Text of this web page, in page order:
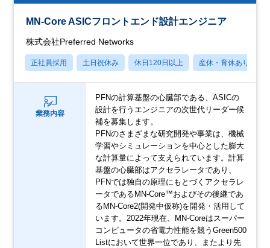
MN-Core ASICフロントエンド設計エンジニア
株式会社Preferred Networks
正社員採用 土日祝休み 休日120日以上 産休・育休あり
業務内容
PFNの計算基盤の心臓部である、ASICの
設計を行うエンジニアの次世代リーダー候
補を募集します。
PFNのさまざまな研究開発や事業は、機械
学習やシミュレーションを中心とした膨大
な計算量によって支えられています。計算
基盤の心臓部はアクセラレータであり、
PFNでは独自の原理にもとづくアクセラレ
ータであるMN-Core™およびその後継であ
るMN-Core2(開発中仮称)を開発・活用して
います。2022年現在、MN-Coreはスーパー
コンピュータの省電力性能を競うGreen500
Listにおいて世界一位であり、またより先